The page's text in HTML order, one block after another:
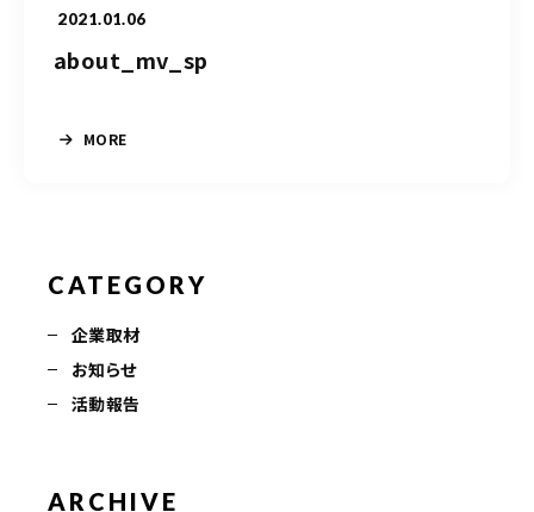
2021.01.06
about_mv_sp
MORE
CATEGORY
企業取材
お知らせ
活動報告
ARCHIVE